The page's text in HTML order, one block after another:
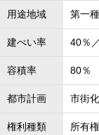
用途地域 第一
建ぺい率 40％
容積率 80％
都市計画 市街
権利種類 所有権